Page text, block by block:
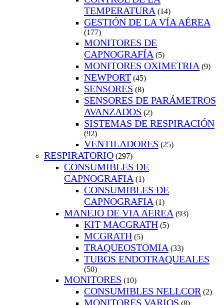
TEMPERATURA (14)
GESTIÓN DE LA VÍA AÉREA
(177)
MONITORES DE
CAPNOGRAFÍA (5)
MONITORES OXIMETRIA (9)
NEWPORT (45)
SENSORES (8)
SENSORES DE PARÁMETROS
AVANZADOS (2)
SISTEMAS DE RESPIRACIÓN
(92)
VENTILADORES (25)
RESPIRATORIO (297)
CONSUMIBLES DE
CAPNOGRAFIA (1)
CONSUMIBLES DE
CAPNOGRAFIA (1)
MANEJO DE VIA AEREA (93)
KIT MACGRATH (5)
MCGRATH (5)
TRAQUEOSTOMIA (33)
TUBOS ENDOTRAQUEALES
(50)
MONITORES (10)
CONSUMIBLES NELLCOR (2)
MONITORES VARIOS